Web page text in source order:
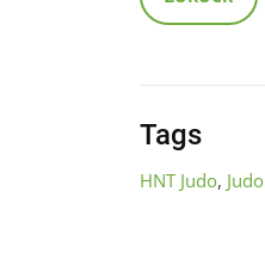
Tags
HNT Judo, Judo